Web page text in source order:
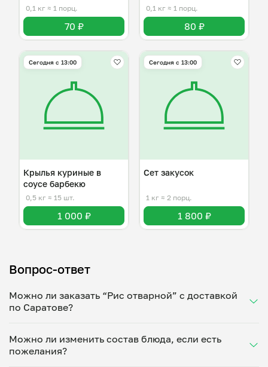
0,1 кг ≈ 1 порц.
70 ₽
0,1 кг ≈ 1 порц.
80 ₽
Сегодня с 13:00
Крылья куриные в
соусе барбекю
0,5 кг ≈ 15 шт.
1 000 ₽
Сегодня с 13:00
Сет закусок
1 кг ≈ 2 порц.
1 800 ₽
Вопрос-ответ
Можно ли заказать “Рис отварной” с доставкой
по Саратове?
Укажите удобное время — и получите свежее
домашнее блюдо в большой порции прямо с плиты.
Можно ли изменить состав блюда, если есть
пожелания?